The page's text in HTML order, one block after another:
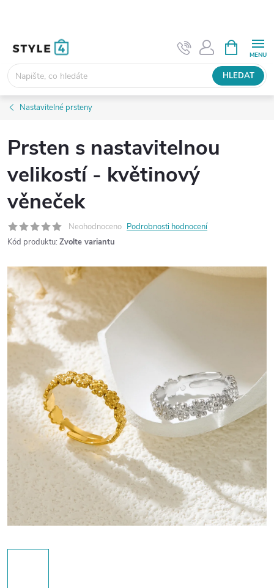
HLEDAT
NÁKUPNÍ
KOŠÍK
Nastavitelné prsteny
Prsten s nastavitelnou
velikostí - květinový
věneček
Neohodnoceno Podrobnosti hodnocení
Kód produktu: Zvolte variantu